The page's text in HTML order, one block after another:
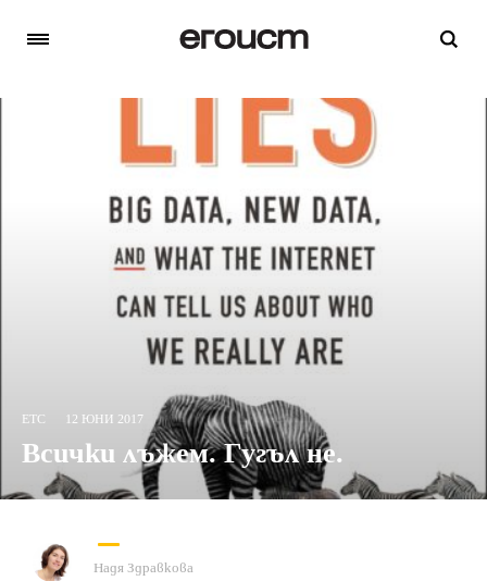
ETC 12 ЮНИ 2017
Всички лъжем. Гугъл не.
Надя Здравкова